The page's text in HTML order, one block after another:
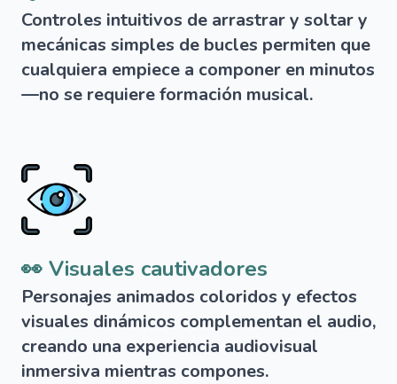
Controles intuitivos de arrastrar y soltar y
mecánicas simples de bucles permiten que
cualquiera empiece a componer en minutos
—no se requiere formación musical.
👀 Visuales cautivadores
Personajes animados coloridos y efectos
visuales dinámicos complementan el audio,
creando una experiencia audiovisual
inmersiva mientras compones.